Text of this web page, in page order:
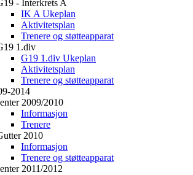
- Interkrets A
IK A Ukeplan
Aktivitetsplan
Trenere og støtteapparat
1.div
G19 1.div Ukeplan
Aktivitetsplan
Trenere og støtteapparat
2014
2009/2010
Informasjon
Trenere
2010
Informasjon
Trenere og støtteapparat
2011/2012